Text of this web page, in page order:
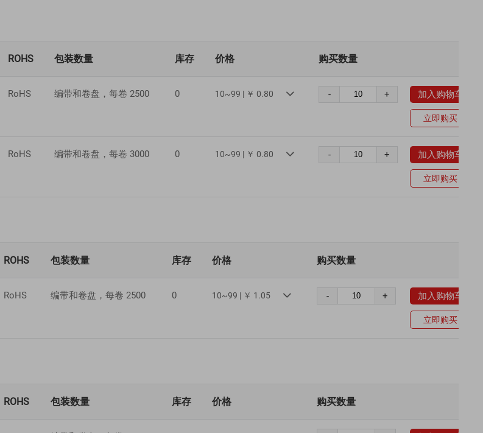
ROHS 包装数量 库存 价格 购买数量
RoHS 编带和卷盘，每卷 2500 0 10~99 | ￥ 0.80  - + 加入购物车
立即购买
RoHS 编带和卷盘，每卷 3000 0 10~99 | ￥ 0.80  - + 加入购物车
立即购买
ROHS 包装数量 库存 价格 购买数量
RoHS 编带和卷盘，每卷 2500 0 10~99 | ￥ 1.05  - + 加入购物车
立即购买
ROHS 包装数量 库存 价格 购买数量